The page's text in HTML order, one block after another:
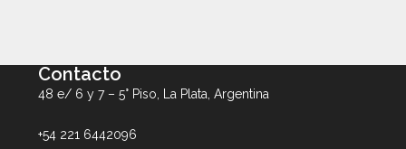
Contacto
48 e/ 6 y 7 – 5° Piso, La Plata, Argentina
+54 221 6442096